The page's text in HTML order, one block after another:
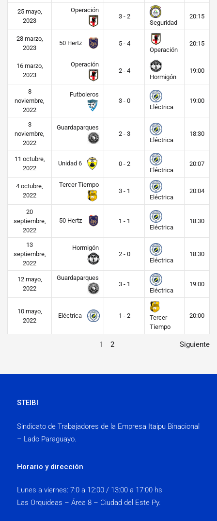
25 mayo,
2023
Operación
3 - 2
Seguridad
20:15
28 marzo,
2023
50 Hertz
5 - 4
Operación
20:15
16 marzo,
2023
Operación
2 - 4
Hormigón
19:00
8
noviembre,
2022
Futboleros
3 - 0
Eléctrica
19:00
3
noviembre,
2022
Guardaparques
2 - 3
Eléctrica
18:30
11 octubre,
2022
Unidad 6
0 - 2
Eléctrica
20:07
4 octubre,
2022
Tercer Tiempo
3 - 1
Eléctrica
20:04
20
septiembre,
2022
50 Hertz
1 - 1
Eléctrica
18:30
13
septiembre,
2022
Hormigón
2 - 0
Eléctrica
18:30
12 mayo,
2022
Guardaparques
3 - 1
Eléctrica
19:00
10 mayo,
2022
Eléctrica 1 - 2
Tercer
Tiempo
20:00
1 2 Siguiente
STEIBI
Sindicato de Trabajadores de la Empresa Itaipu Binacional
– Lado Paraguayo.
Horario y dirección
Lunes a viernes: 7:0 a 12:00 / 13:00 a 17:00 hs
Las Orquideas – Área 8 – Ciudad del Este Py.